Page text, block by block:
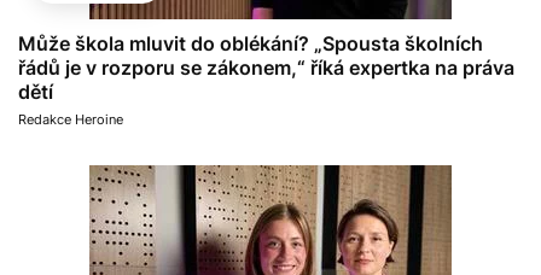
Může škola mluvit do oblékání? „Spousta školních
řádů je v rozporu se zákonem,“ říká expertka na práva
dětí
Redakce Heroine